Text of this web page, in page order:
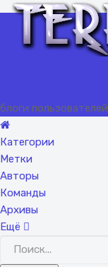
блоги пользователей
Категории
Метки
Авторы
Команды
Архивы
Ещё